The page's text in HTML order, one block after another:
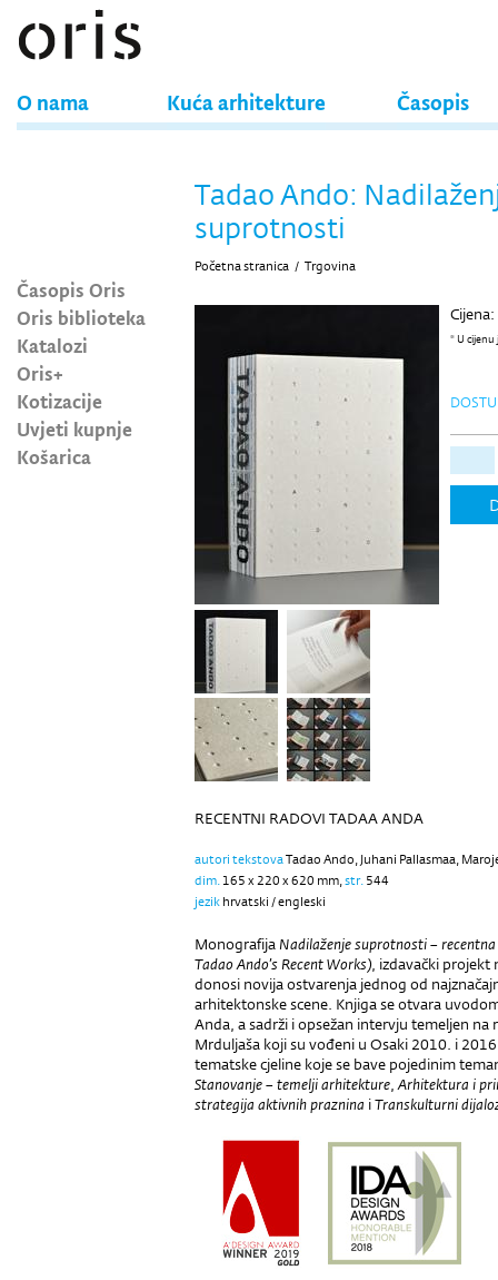
O nama Kuća arhitekture Časopis
Časopis Oris
Oris biblioteka
Katalozi
Oris+
Kotizacije
Uvjeti kupnje
Košarica
Tadao Ando:
suprotnosti
Početna stranica / Trgovina
Cijena:
* U cijenu
RECENTNI RADOVI TADAA ANDA
autori tekstovaTadao Ando, Juhani Pallasmaa,
dim.165 x 220 x 620 mm,str.544
jezikhrvatski / engleski
Monografija Nadilaženje suprotnosti –
Tadao Ando’s Recent Works), izdavački projekt
donosi novija ostvarenja jednog od
arhitektonske scene. Knjiga se otvara
Anda, a sadrži i opsežan intervju temeljen
Mrduljaša koji su vođeni u Osaki 2010. i
tematske cjeline koje se bave pojedinim
Stanovanje – temelji arhitekture,Arhitektura i
strategija aktivnih praznina iTranskulturni